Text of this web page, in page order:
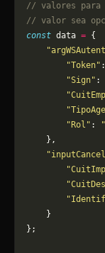
// valores para
// valor sea
const data = {
        "Token"
:
        "Sign"
:
        "Rol"
:
    },
    }
};